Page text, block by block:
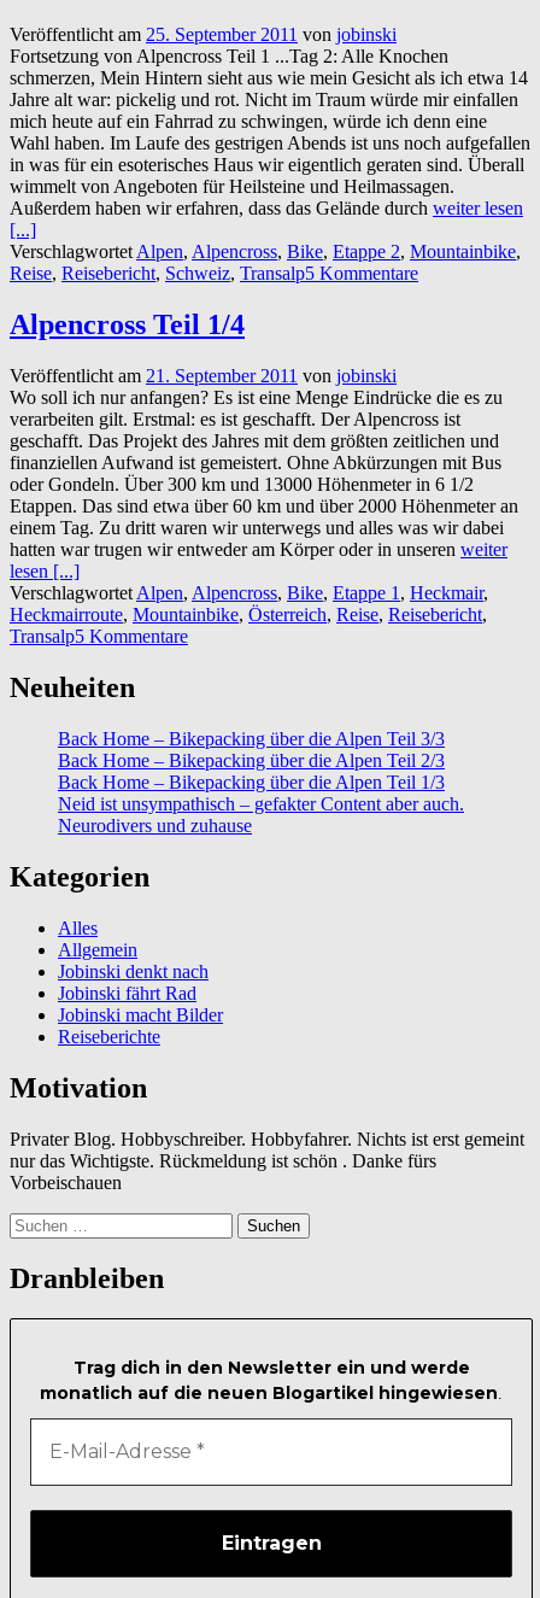
Veröffentlicht am 25. September 2011 von jobinski
Fortsetzung von Alpencross Teil 1 ...Tag 2: Alle Knochen
schmerzen, Mein Hintern sieht aus wie mein Gesicht als ich etwa 14
Jahre alt war: pickelig und rot. Nicht im Traum würde mir einfallen
mich heute auf ein Fahrrad zu schwingen, würde ich denn eine
Wahl haben. Im Laufe des gestrigen Abends ist uns noch aufgefallen
in was für ein esoterisches Haus wir eigentlich geraten sind. Überall
wimmelt von Angeboten für Heilsteine und Heilmassagen.
Außerdem haben wir erfahren, dass das Gelände durch weiter lesen
[...]
VerschlagwortetAlpen, Alpencross, Bike, Etappe 2, Mountainbike,
Reise, Reisebericht, Schweiz, Transalp5 Kommentare
Alpencross Teil 1/4
Veröffentlicht am 21. September 2011 von jobinski
Wo soll ich nur anfangen? Es ist eine Menge Eindrücke die es zu
verarbeiten gilt. Erstmal: es ist geschafft. Der Alpencross ist
geschafft. Das Projekt des Jahres mit dem größten zeitlichen und
finanziellen Aufwand ist gemeistert. Ohne Abkürzungen mit Bus
oder Gondeln. Über 300 km und 13000 Höhenmeter in 6 1/2
Etappen. Das sind etwa über 60 km und über 2000 Höhenmeter an
einem Tag. Zu dritt waren wir unterwegs und alles was wir dabei
hatten war trugen wir entweder am Körper oder in unseren weiter
lesen [...]
Verschlagwortet Alpen, Alpencross, Bike, Etappe 1 , Heckmair,
Heckmairroute, Mountainbike, Österreich, Reise, Reisebericht,
Transalp5 Kommentare
Neuheiten
Back Home – Bikepacking über die Alpen Teil 3/3
Back Home – Bikepacking über die Alpen Teil 2/3
Back Home – Bikepacking über die Alpen Teil 1/3
Neid ist unsympathisch – gefakter Content aber auch.
Neurodivers und zuhause
Kategorien
Alles
Allgemein
Jobinski denkt nach
Jobinski fährt Rad
Jobinski macht Bilder
Reiseberichte
Motivation
Privater Blog. Hobbyschreiber. Hobbyfahrer. Nichts ist erst gemeint
nur das Wichtigste. Rückmeldung ist schön . Danke fürs
Vorbeischauen
Suchen
nach:
Dranbleiben
Trag dich in den Newsletter ein und werde
monatlich auf die neuen Blogartikel hingewiesen.